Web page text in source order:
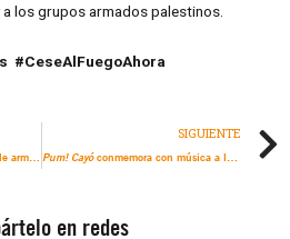
los grupos armados palestinos.
#CeseAlFuegoAhora
El uso por el gobierno de Israel de armas fabricadas en Estados Unidos es una violación del derecho internacional y de las leyes estadounidenses
SIGUIENTE
Pum! Cayóconmemora con música a las víctimas de represión policial de protestas en Colombia
en redes